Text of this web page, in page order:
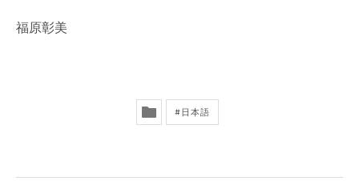
福原彰美
日本語